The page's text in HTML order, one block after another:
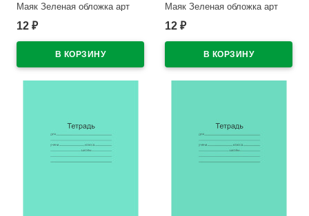
Маяк Зеленая обложка арт
Т5018 Т2 ЗЕЛ 5Г
12 ₽
Маяк Зеленая обложка арт
Т-5018 Т2 ЗЕЛ 1Г
12 ₽